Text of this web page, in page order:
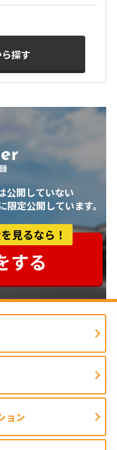
探す
公開していない
限定公開しています。
ョン